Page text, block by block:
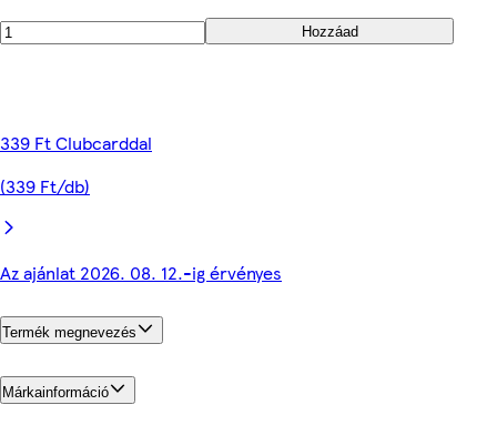
Hozzáad
339 Ft Clubcarddal
(339 Ft/db)
Az ajánlat 2026. 08. 12.-ig érvényes
Termék megnevezés
Márkainformáció